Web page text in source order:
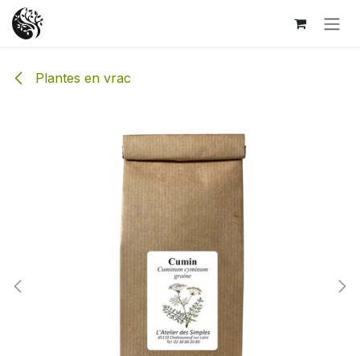
Se rendre au contenu
Plantes en vrac